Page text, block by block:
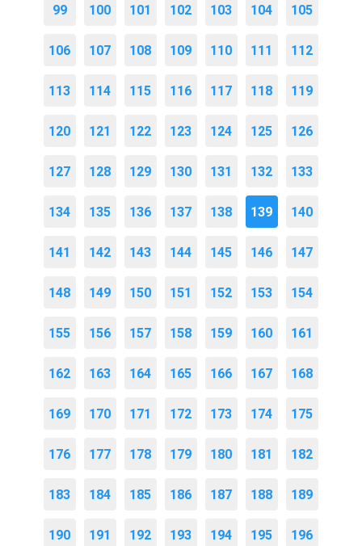
99 100 101 102 103 104 105
106 107 108 109 110 111 112
113 114 115 116 117 118 119
120 121 122 123 124 125 126
127 128 129 130 131 132 133
134 135 136 137 138 139 140
141 142 143 144 145 146 147
148 149 150 151 152 153 154
155 156 157 158 159 160 161
162 163 164 165 166 167 168
169 170 171 172 173 174 175
176 177 178 179 180 181 182
183 184 185 186 187 188 189
190 191 192 193 194 195 196